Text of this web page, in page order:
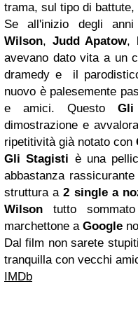
trama, sul tipo di
Se all'inizio degli
Wilson, Judd Apatow,
avevano dato vita a un
dramedy e il
nuovo è palesemente
e amici. Questo
dimostrazione e
ripetitività già notato con
Gli Stagisti è una
abbastanza
struttura a2 single a
Wilson tutto
marchettone a Google
Dal film non sarete
tranquilla con vecchi
IMDb